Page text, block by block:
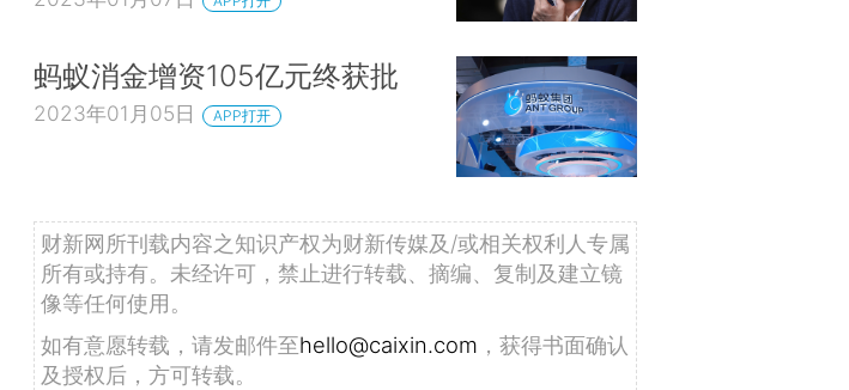
蚂蚁消金增资105亿元终获批
2023年01月05日 APP打开
财新网所刊载内容之知识产权为财新传媒及/或相关权利人专属
所有或持有。未经许可，禁止进行转载、摘编、复制及建立镜
像等任何使用。
如有意愿转载，请发邮件至hello@caixin.com ，获得书面确认
及授权后，方可转载。